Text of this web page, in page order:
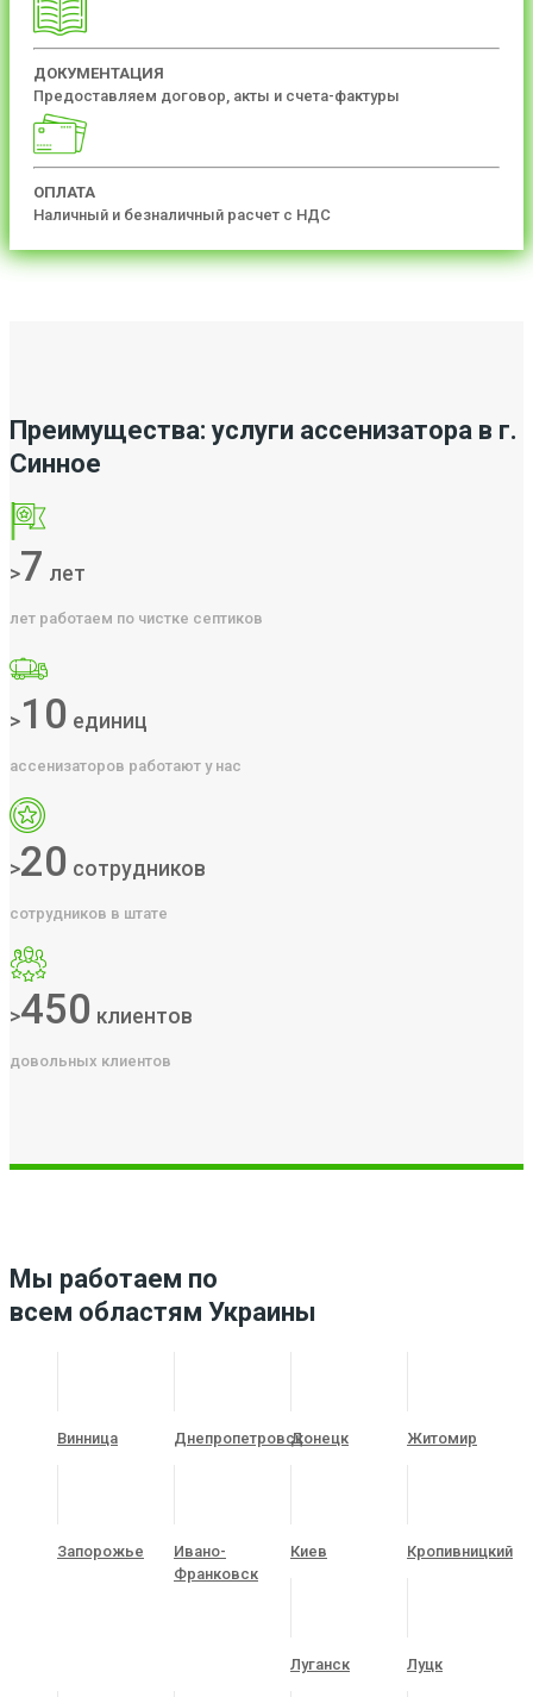
ДОКУМЕНТАЦИЯ
Предоставляем договор, акты и счета-фактуры
ОПЛАТА
Наличный и безналичный расчет с НДС
Преимущества: услуги ассенизатора в г.
Синное
>7 лет
лет работаем по чистке септиков
>10 единиц
ассенизаторов работают у нас
>20 сотрудников
сотрудников в штате
>450 клиентов
довольных клиентов
Мы работаем по
всем областям Украины
Винница ДнепропетровскДонецк Житомир
Запорожье
Ивано-
Франковск
Киев Кропивницкий
Луганск Луцк